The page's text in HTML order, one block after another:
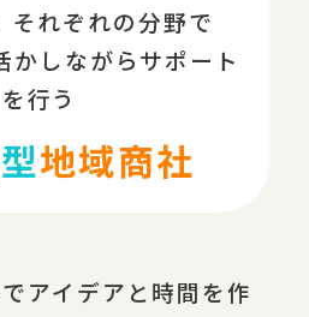
それぞれの分野で
かしながらサポート
を行う
地域商社
アイデアと時間を作